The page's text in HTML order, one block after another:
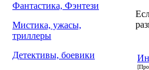
Фантастика, Фэнтези
Мистика, ужасы,
триллеры
Детективы, боевики